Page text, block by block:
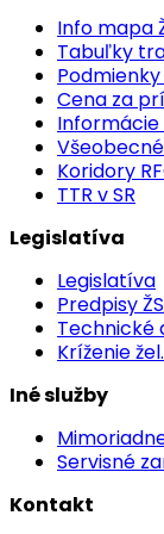
Info mapa
Tabuľky
Cena za
Koridory
TTR v SR
Legislatíva
Legislatíva
Predpisy
Technické
Kríženie
Iné služby
Servisné
Kontakt